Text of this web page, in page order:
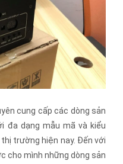
cung cấp các dòng sản
đa dạng mẫu mã và kiểu
trường hiện nay. Đến với
cho mình những dòng sản